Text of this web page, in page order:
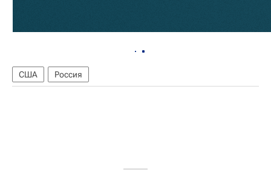
США Россия